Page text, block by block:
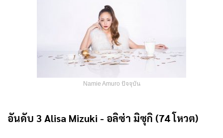
Namie Amuro ปัจจุบัน
อันดับ 3 Alisa Mizuki - อลิซ่า มิซุกิ (74 โหวต)